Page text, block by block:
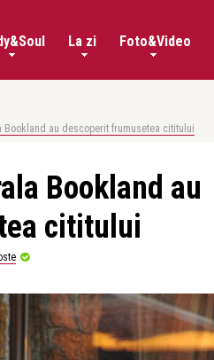
La zi Foto&Video
Bookland au descoperit frumusetea cititului
Bookland au
cititului